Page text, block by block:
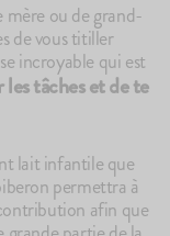
mère ou de grand-
de vous titiller
incroyable qui est
tâches et de te
lait infantile que
permettra à
afin que